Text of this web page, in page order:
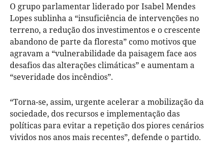
O grupo parlamentar liderado por Isabel Mendes
Lopes sublinha a “insuficiência de intervenções no
terreno, a redução dos investimentos e o crescente
abandono de parte da floresta” como motivos que
agravam a “vulnerabilidade da paisagem face aos
desafios das alterações climáticas” e aumentam a
“severidade dos incêndios”.
“Torna-se, assim, urgente acelerar a mobilização da
sociedade, dos recursos e implementação das
políticas para evitar a repetição dos piores cenários
vividos nos anos mais recentes”, defende o partido.